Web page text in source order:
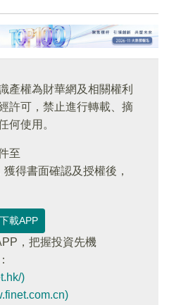
產權為財華網及相關權利
許可，禁止進行轉載、摘
何使用。
至
獲得書面確認及授權後，
載APP
，把握投資先機
)